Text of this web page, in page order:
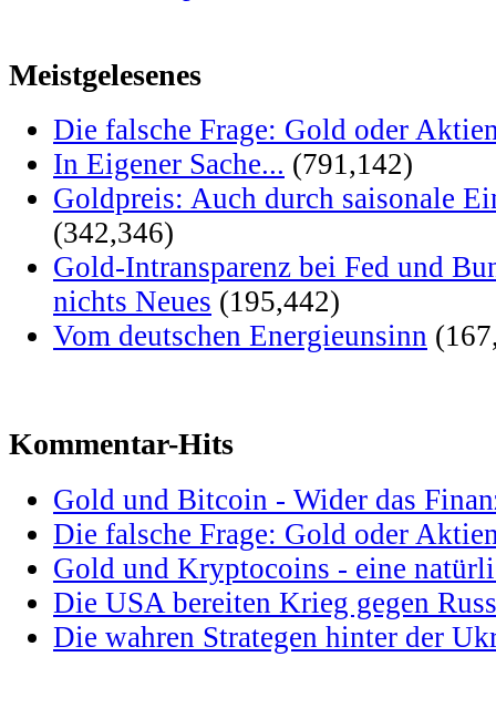
Meistgelesenes
Die falsche Frage: Gold oder
In Eigener Sache... (791,142)
Goldpreis: Auch durch saisonale
(342,346)
Gold-Intransparenz bei Fed und
nichts Neues (195,442)
Vom deutschen Energieunsinn
Kommentar-Hits
Gold und Bitcoin - Wider das
Die falsche Frage: Gold oder
Gold und Kryptocoins - eine
Die USA bereiten Krieg gegen
Die wahren Strategen hinter der